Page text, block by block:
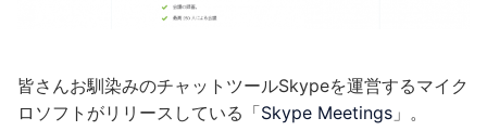
皆さんお馴染みのチャットツールSkypeを運営するマイク
ロソフトがリリースしている「Skype Meetings 」。